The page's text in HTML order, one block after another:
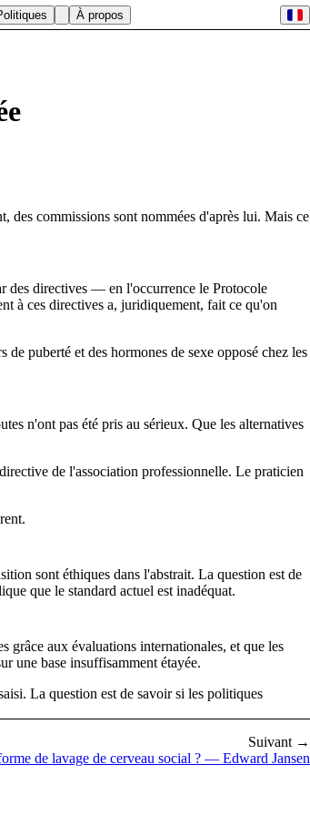
À propos
des commissions sont nommées d'après lui. Mais ce
des directives — en l'occurrence le Protocole
à ces directives a, juridiquement, fait ce qu'on
puberté et des hormones de sexe opposé chez les
n'ont pas été pris au sérieux. Que les alternatives
de l'association professionnelle. Le praticien
sont éthiques dans l'abstrait. La question est de
que le standard actuel est inadéquat.
grâce aux évaluations internationales, et que les
une base insuffisamment étayée.
La question est de savoir si les politiques
Suivant →
de lavage de cerveau social ? — Edward Jansen